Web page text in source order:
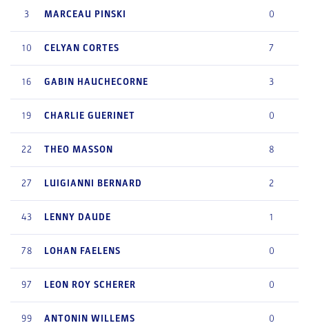
3 MARCEAU PINSKI 0
10 CELYAN CORTES 7
16 GABIN HAUCHECORNE 3
19 CHARLIE GUERINET 0
22 THEO MASSON 8
27 LUIGIANNI BERNARD 2
43 LENNY DAUDE 1
78 LOHAN FAELENS 0
97 LEON ROY SCHERER 0
99 ANTONIN WILLEMS 0